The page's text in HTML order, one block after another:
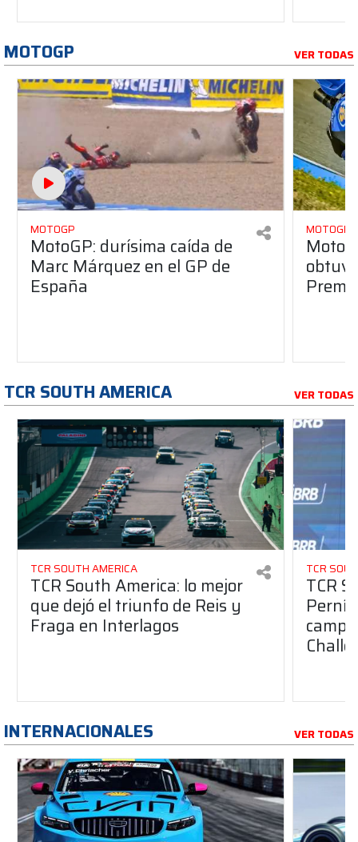
MOTOGP VER TODAS
MOTOGP
MotoGP: durísima caída de
Marc Márquez en el GP de
España
MOTOGP
TCR SOUTH AMERICA VER TODAS
TCR SOUTH AMERICA
TCR South America: lo mejor
que dejó el triunfo de Reis y
Fraga en Interlagos
TCR
TCR
INTERNACIONALES VER TODAS